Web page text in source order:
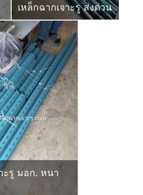
เหล็กฉากเจาะรู ส่งด่วน
ะรู มอก. หนา